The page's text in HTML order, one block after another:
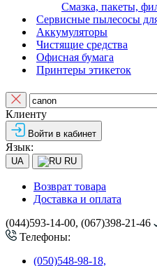
Смазка, пакеты,
Сервисные пылесосы
Аккумуляторы
Чистящие средства
Офисная бумага
Принтеры этикеток
Клиенту
Войти в кабинет
Язык:
UA RU
Возврат товара
Доставка и оплата
(044)593-14-00, (067)398-21-46
Телефоны:
(050)548-98-18,